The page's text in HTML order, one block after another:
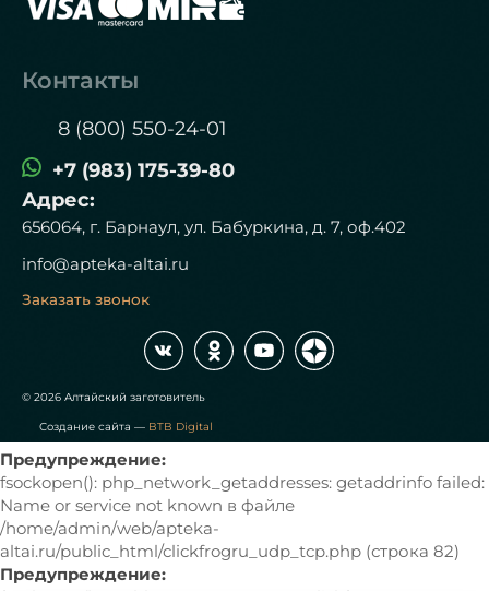
Контакты
8 (800) 550-24-01
+7 (983) 175-39-80
Адрес:
656064, г. Барнаул, ул. Бабуркина, д. 7, оф.402
info@apteka-altai.ru
Заказать звонок
© 2026 Алтайский заготовитель
Создание сайта — BTB Digital
Предупреждение:
fsockopen(): php_network_getaddresses: getaddrinfo failed:
Name or service not known в файле
/home/admin/web/apteka-
altai.ru/public_html/clickfrogru_udp_tcp.php (строка 82)
Предупреждение: